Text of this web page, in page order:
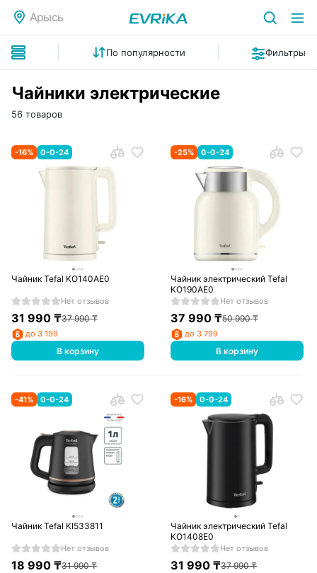
Арысь
По популярности Фильтры
Чайники электрические
56 товаров
-16% 0-0-24
Чайник Tefal KO140AE0
Нет отзывов
31 990₸37 990₸
до 3 199
В корзину
-25% 0-0-24
Чайник электрический Tefal
KO190AE0
Нет отзывов
37 990 ₸50 990₸
до 3 799
В корзину
-41% 0-0-24
Чайник Tefal KI533811
Нет отзывов
18 990₸31 990₸
-16% 0-0-24
Чайник электрический Tefal
KO1408E0
Нет отзывов
31 990 ₸37 990₸